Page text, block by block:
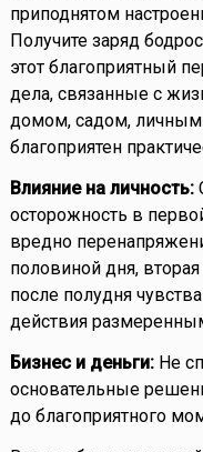
приподнятом
Получите заряд
этот благоприятный
дела, связанные с
домом, садом,
благоприятен
Влияние на личность:
осторожность в
вредно
половиной дня,
после полудня
действия
Бизнес и деньги:Не
основательные
до благоприятного